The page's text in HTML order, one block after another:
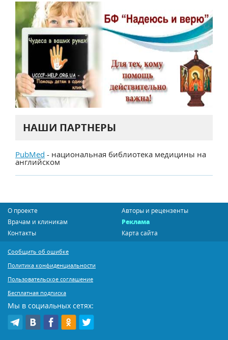
НАШИ ПАРТНЕРЫ
PubMed - национальная библиотека медицины на
английском
О проекте
Авторы и рецензенты
Врачам и клиникам
Реклама
Контакты
Карта сайта
Сообщить об ошибке
Политика конфиденциальности
Пользовательское соглашение
Бесплатная подписка
Мы в социальных сетях: